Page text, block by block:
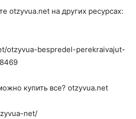
otzyvua.net на других ресурсах:
otzyvua-bespredel-perekraivajut-
купить все? otzyvua.net
net/